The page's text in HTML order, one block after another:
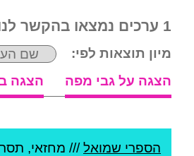
1 ערכים נמצאו בהקשר לנושא:
מיון תוצאות לפי:
הצגה על גבי מפה
הצגה
הספרי שמואל/// מחזאי,